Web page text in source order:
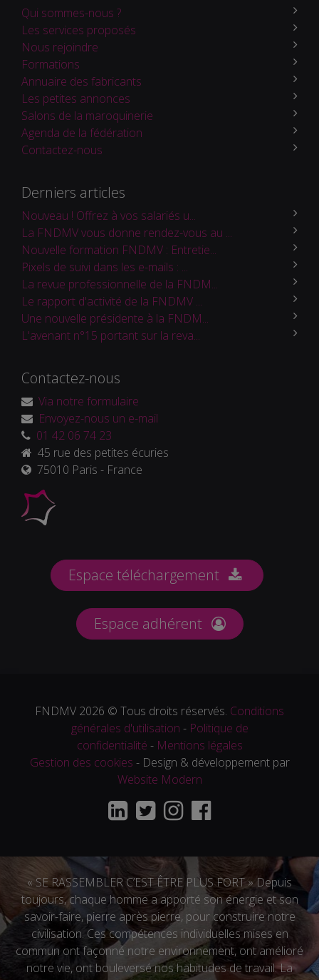
Qui sommes-nous ?
Les services proposés
Nous rejoindre
Formations
Annuaire des fabricants
Les petites annonces
Salons de la maroquinerie
Agenda de la fédération
Contactez-nous
Derniers articles
Nouveau ! Offrez à vos salariés u...
La FNDMV vous donne rendez-vous au ...
Nouvelle formation FNDMV : Entretie...
Pixels de suivi dans les e-mails : ...
La revue professionnelle de la FNDM...
Le rapport d'activité de la FNDMV ...
Une nouvelle présidente à la FNDM...
L'avenant n°15 portant sur la reva...
Contactez-nous
Via notre formulaire
Envoyez-nous un e-mail
01 42 06 74 23
45 rue des petites écuries
75010 Paris - France
Espace téléchargement
Espace adhérent
FNDMV 2026 © Tous droits réservés. Conditions
générales d'utilisation - Politique de
confidentialité - Mentions légales
Gestion des cookies - Design & développement par
Website Modern
« SE RASSEMBLER C’EST ÊTRE PLUS FORT » Depuis
toujours, chaque homme a apporté son énergie et son
savoir-faire, pierre après pierre, pour construire notre
civilisation. Ces compétences individuelles mises en
commun ont façonné notre environnement, ont amélioré
notre vie, ont bouleversé nos habitudes de travail. La